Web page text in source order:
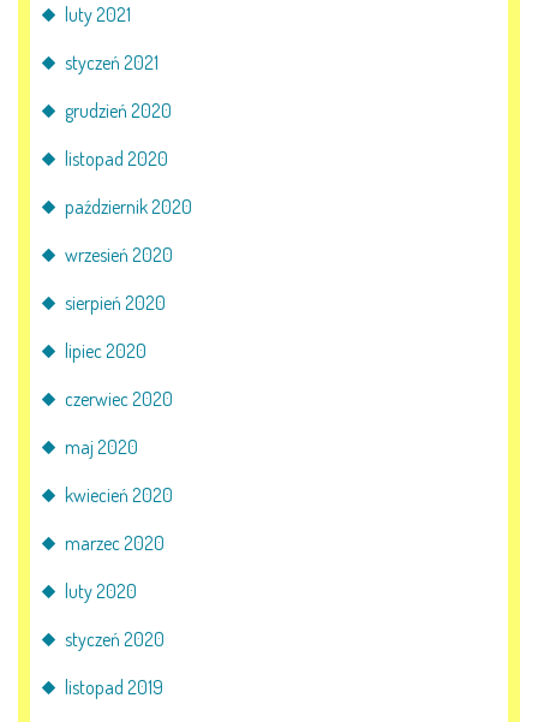
luty 2021
styczeń 2021
grudzień 2020
listopad 2020
październik 2020
wrzesień 2020
sierpień 2020
lipiec 2020
czerwiec 2020
maj 2020
kwiecień 2020
marzec 2020
luty 2020
styczeń 2020
listopad 2019